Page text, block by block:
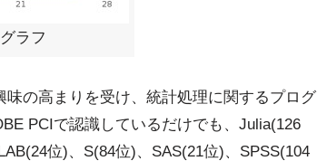
ラフ
の高まりを受け、統計処理に関するプログ
PCIで認識しているだけでも、Julia(126
位)、S(84位)、SAS(21位)、SPSS(104